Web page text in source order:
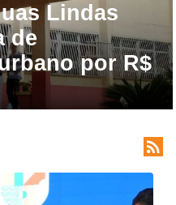
Lindas
de
por R$
